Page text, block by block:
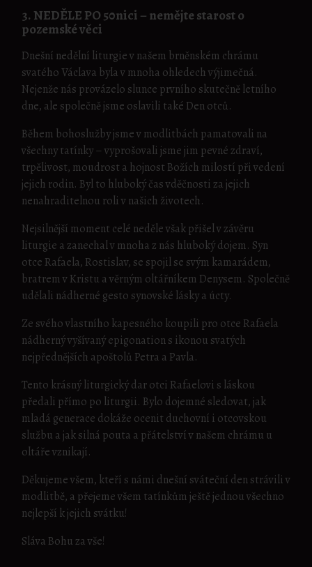
3. NEDĚLE PO 50nici – nemějte starost o
pozemské věci
Dnešní nedělní liturgie v našem brněnském chrámu
svatého Václava byla v mnoha ohledech výjimečná.
Nejenže nás provázelo slunce prvního skutečně letního
dne, ale společně jsme oslavili také Den otců.
Během bohoslužby jsme v modlitbách pamatovali na
všechny tatínky – vyprošovali jsme jim pevné zdraví,
trpělivost, moudrost a hojnost Božích milostí při vedení
jejich rodin. Byl to hluboký čas vděčnosti za jejich
nenahraditelnou roli v našich životech.
Nejsilnější moment celé neděle však přišel v závěru
liturgie a zanechal v mnoha z nás hluboký dojem. Syn
otce Rafaela, Rostislav, se spojil se svým kamarádem,
bratrem v Kristu a věrným oltářníkem Denysem. Společně
udělali nádherné gesto synovské lásky a úcty.
Ze svého vlastního kapesného koupili pro otce Rafaela
nádherný vyšívaný epigonation s ikonou svatých
nejpřednějších apoštolů Petra a Pavla.
Tento krásný liturgický dar otci Rafaelovi s láskou
předali přímo po liturgii. Bylo dojemné sledovat, jak
mladá generace dokáže ocenit duchovní i otcovskou
službu a jak silná pouta a přátelství v našem chrámu u
oltáře vznikají.
Děkujeme všem, kteří s námi dnešní sváteční den strávili v
modlitbě, a přejeme všem tatínkům ještě jednou všechno
nejlepší k jejich svátku!
Sláva Bohu za vše!